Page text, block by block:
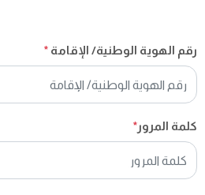
رقم الهوية الوطنية/ الإقامة*
كلمة المرور*